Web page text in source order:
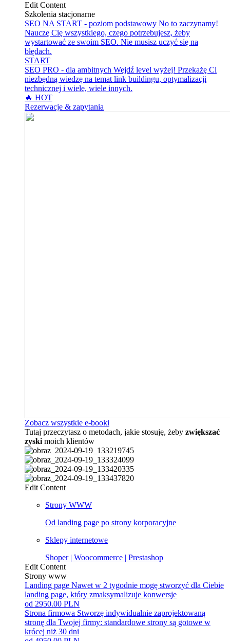
Edit Content
Szkolenia stacjonarne
SEO NA START - poziom podstawowy No to zaczynamy!
Nauczę Cię wszystkiego, czego potrzebujesz, żeby
wystartować ze swoim SEO. Nie musisz uczyć się na
błędach.
START
SEO PRO - dla ambitnych Wejdź level wyżej! Przekażę Ci
niezbędną wiedzę na temat link buildingu, optymalizacji
technicznej i wiele, wiele innych.
🔥 HOT
Rezerwacje & zapytania
Zobacz wszystkie e-booki
Tutaj przeczytasz o metodach, jakie stosuję, żeby zwiększać
zyski moich klientów
Edit Content
Strony WWW
Od landing page po strony korporacyjne
Sklepy internetowe
Shoper | Woocommerce | Prestashop
Edit Content
Strony www
Landing page Nawet w 2 tygodnie mogę stworzyć dla Ciebie
landing page, który zmaksymalizuje konwersje
od 2950.00 PLN
Strona firmowa Stworzę indywidualnie zaprojektowaną
stronę dla Twojej firmy: standardowe strony są gotowe w
krócej niż 30 dni